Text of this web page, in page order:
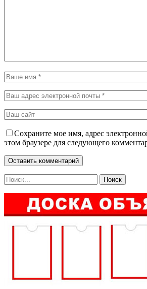
Сохраните мое имя, адрес
этом браузере для следующего